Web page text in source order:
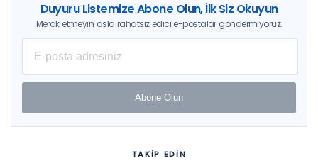
Duyuru Listemize Abone Olun, İlk Siz Okuyun
Merak etmeyin asla rahatsız edici e-postalar göndermiyoruz.
Abone Olun
TAKİP EDİN